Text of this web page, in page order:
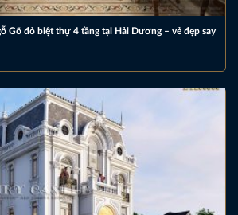
Gõ đỏ biệt thự 4 tầng tại Hải Dương – vẻ đẹp say